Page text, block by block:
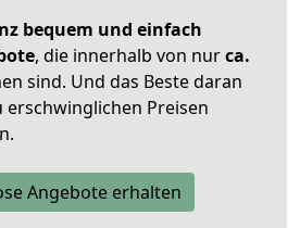
bequem und einfach
, die innerhalb von nurca.
sind. Und das Beste daran
erschwinglichen Preisen
Angebote erhalten